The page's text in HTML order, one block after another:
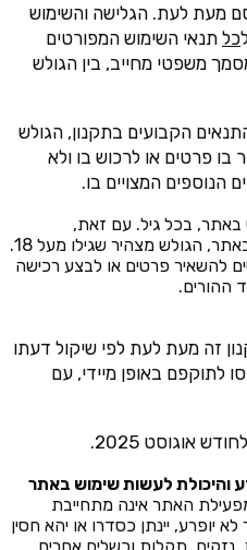
מעת לעת. הגלישה והשימוש
כל תנאי השימוש המפורטים
משפטי מחייב, בין הגולש
הקבועים בתקנון, הגולש
פרטים או לרכוש בו ולא
הנוספים המצויים בו.
באתר, בכל גיל. עם זאת,
בהשארת פרטים או רכישה באתר, הגולש מצהיר שגילו מעל 18.
להשאיר פרטים או לבצע רכישה
ההורים.
זה מעת לעת לפי שיקול דעתו
לתוקפם באופן מיידי, עם
והיכולת לעשות שימוש באתר
האתר אינה מתחייבת
יופרע, יינתן כסדרו או יהא חסין